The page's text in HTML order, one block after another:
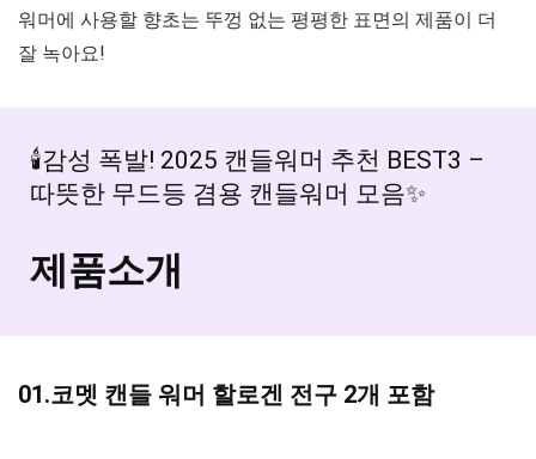
워머에 사용할 향초는 뚜껑 없는 평평한 표면의 제품이 더
잘 녹아요!
🕯️감성 폭발! 2025 캔들워머 추천 BEST3 –
따뜻한 무드등 겸용 캔들워머 모음✨
제품소개
01.코멧 캔들 워머 할로겐 전구 2개 포함